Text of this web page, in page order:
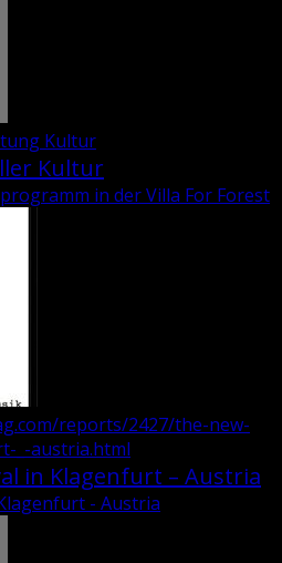
Kultur
Kultur
in der Villa For Forest
reports/2427/the-new-
_-austria.html
in Klagenfurt – Austria
- Austria